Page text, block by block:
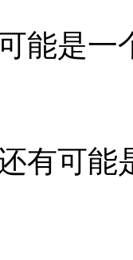
是一
可能